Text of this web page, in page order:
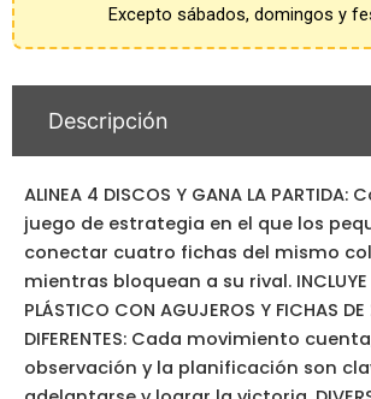
Excepto sábados, domingos y
Descripción
ALINEA 4 DISCOS Y GANA LA
juego de estrategia en el que los
conectar cuatro fichas del mismo
mientras bloquean a su rival. INCLUYE 1
PLÁSTICO CON AGUJEROS Y FICHAS DE
DIFERENTES: Cada movimiento
observación y la planificación son